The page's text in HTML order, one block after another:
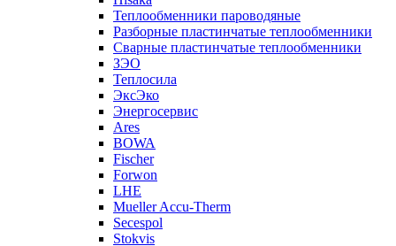
Теплообменники пароводяные
Разборные пластинчатые теплообменники
Сварные пластинчатые теплообменники
ЗЭО
Теплосила
ЭксЭко
Энергосервис
Ares
BOWA
Fischer
Forwon
LHE
Mueller Accu-Therm
Secespol
Stokvis